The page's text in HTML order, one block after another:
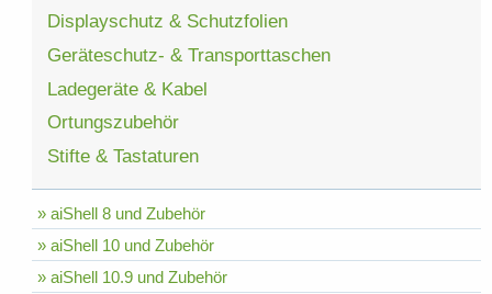
Displayschutz & Schutzfolien
Geräteschutz- & Transporttaschen
Ladegeräte & Kabel
Ortungszubehör
Stifte & Tastaturen
» aiShell 8 und Zubehör
» aiShell 10 und Zubehör
» aiShell 10.9 und Zubehör